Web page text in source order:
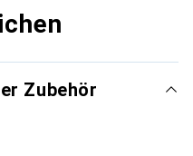
Zubehör